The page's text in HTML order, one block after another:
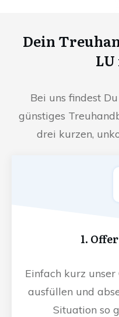
Dein
Bei uns findest
günstiges
drei kurzen,
1.
Einfach kurz
ausfüllen und
Situation so